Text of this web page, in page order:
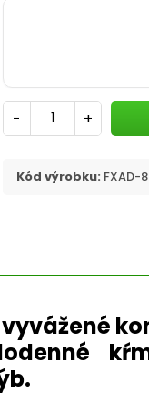
- +
Kód výrobku: FXAD-